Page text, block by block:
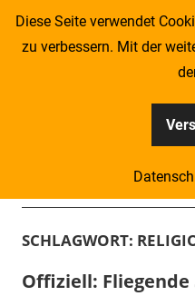
Zum
Kompass
–
Zeitung
für
SCHLAGWORT:
Offiziell:
Diese Seite verwendet
zu verbessern. Mit der